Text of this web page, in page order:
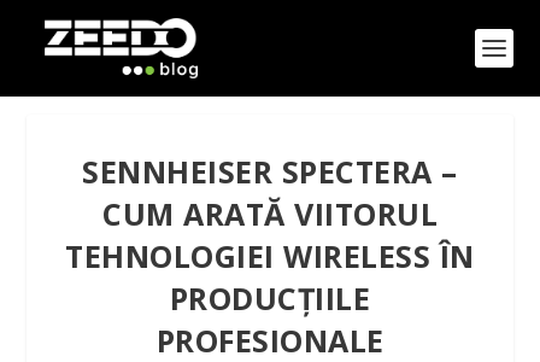
SENNHEISER SPECTERA –
CUM ARATĂ VIITORUL
TEHNOLOGIEI WIRELESS ÎN
PRODUCȚIILE
PROFESIONALE